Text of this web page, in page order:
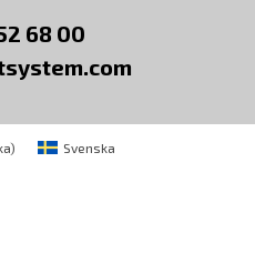
68 00
) Svenska